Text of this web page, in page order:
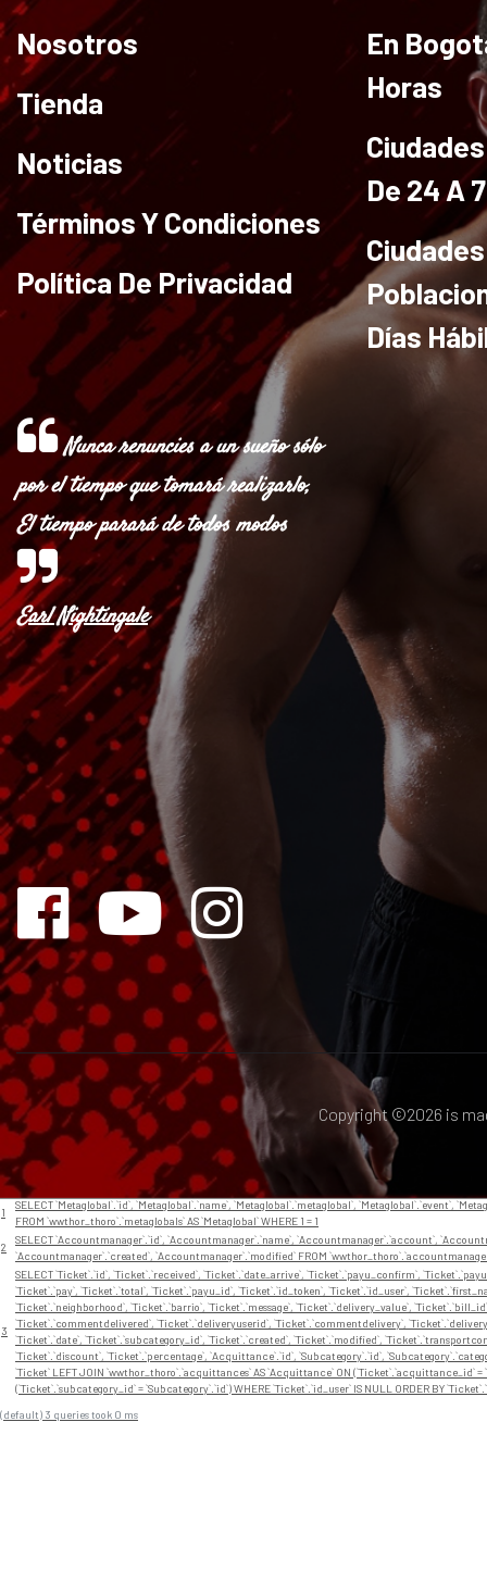
Nosotros
Tienda
Noticias
Términos Y Condiciones
Política De Privacidad
En
Horas
De 24 A
Días
Nunca renuncies a un sueño sólo
por el tiempo que tomará realizarlo,
El tiempo parará de todos modos
Earl Nightingale
Copyright ©2026 is
// En app/View/Layouts/default.ctp
(default) 3 queries took 0 ms
Nr Query
1
SELECT `Metaglobal`.`id`, `Metaglobal`.`name`, `Metaglobal`.`metaglobal`, `Metaglobal`.`event`,
FROM `wwthor_thoro`.`metaglobals` AS `Metaglobal` WHERE 1 = 1
2
SELECT `Accountmanager`.`id`, `Accountmanager`.`name`, `Accountmanager`.`account`,
`Accountmanager`.`created`, `Accountmanager`.`modified` FROM
3
SELECT `Ticket`.`id`, `Ticket`.`received`, `Ticket`.`date_arrive`, `Ticket`.`payu_confirm`,
`Ticket`.`pay`, `Ticket`.`total`, `Ticket`.`payu_id`, `Ticket`.`id_token`, `Ticket`.`id_user`,
`Ticket`.`neighborhood`, `Ticket`.`barrio`, `Ticket`.`message`, `Ticket`.`delivery_value`,
`Ticket`.`commentdelivered`, `Ticket`.`deliveryuserid`, `Ticket`.`commentdelivery`,
`Ticket`.`date`, `Ticket`.`subcategory_id`, `Ticket`.`created`, `Ticket`.`modified`,
`Ticket`.`discount`, `Ticket`.`percentage`, `Acquittance`.`id`, `Subcategory`.`id`,
`Ticket` LEFT JOIN `wwthor_thoro`.`acquittances` AS `Acquittance` ON (`Ticket`.`acquittance_id`
(`Ticket`.`subcategory_id` = `Subcategory`.`id`) WHERE `Ticket`.`id_user` IS NULL ORDER BY